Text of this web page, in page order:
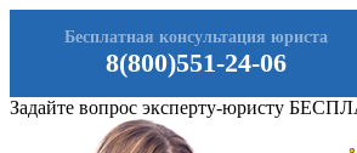
8(800)551-24-06
Бесплатная консультация юриста
Задайте вопрос эксперту-юристу